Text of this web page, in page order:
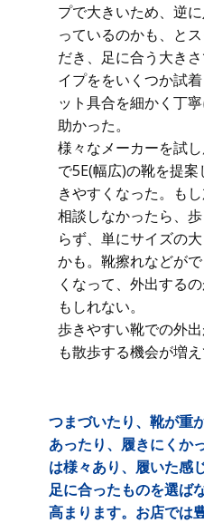
プで大きいため、逆
っているのかも、と
だき、足に合う大き
イプををいくつか試
ット具合を細かく丁
助かった。
様々なメーカーを試
で5E(幅広)の靴を提
きやすくなった。も
相談しなかったら、
らず、単にサイズの
かも。靴擦れなどが
くなって、外出する
もしれない。
歩きやすい靴での外
も散歩する機会が増え
つまづいたり、靴が重
あったり、履きにくか
は様々あり、履いた感
足に合ったものを選ば
高まります。お店では